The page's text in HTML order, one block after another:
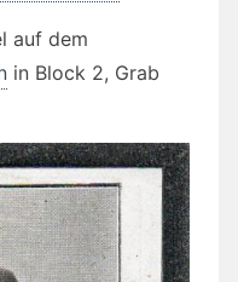
auf dem
in Block 2, Grab